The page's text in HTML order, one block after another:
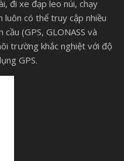
đi xe đạp leo núi, chạy
có thể truy cập nhiều
(GPS, GLONASS và
trường khắc nghiệt với độ
GPS.